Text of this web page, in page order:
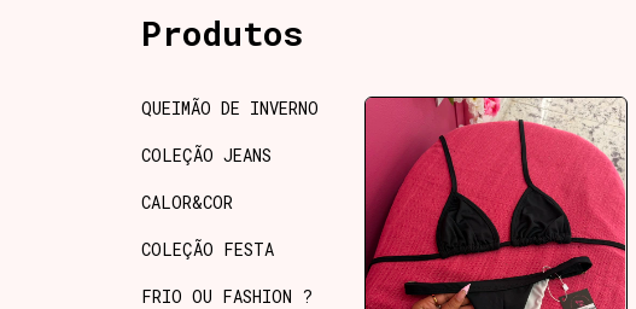
Produtos
QUEIMÃO DE INVERNO
COLEÇÃO JEANS
CALOR&COR
COLEÇÃO FESTA
FRIO OU FASHION ?